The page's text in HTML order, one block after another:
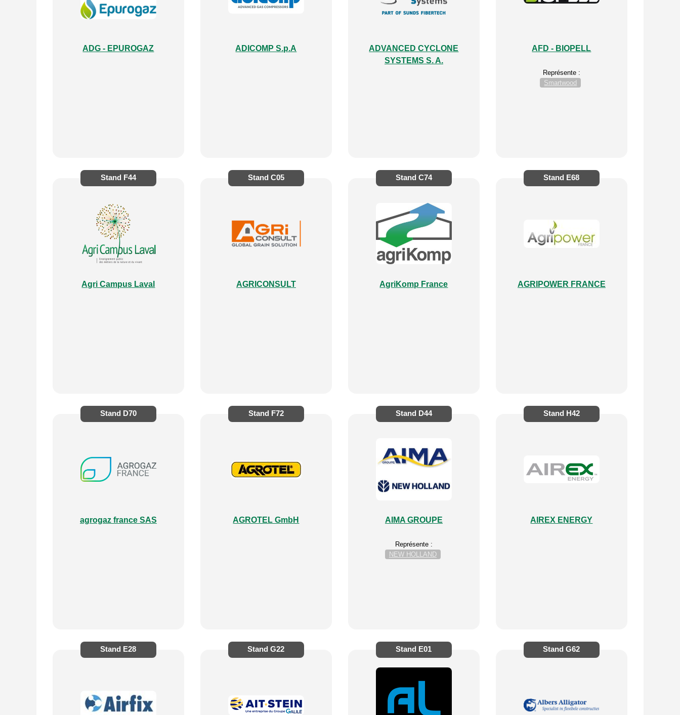
ADG - EPUROGAZ ADICOMP S.p.A
ADVANCED CYCLONE
SYSTEMS S. A.
AFD - BIOPELL
Représente :
Smartwood
Stand F44
Agri Campus Laval
Stand C05
AGRICONSULT
Stand C74
AgriKomp France
Stand E68
AGRIPOWER FRANCE
Stand D70
agrogaz france SAS
Stand F72
AGROTEL GmbH
Stand D44
AIMA GROUPE
Représente :
NEW HOLLAND
Stand H42
AIREX ENERGY
Stand E28 Stand G22 Stand E01 Stand G62